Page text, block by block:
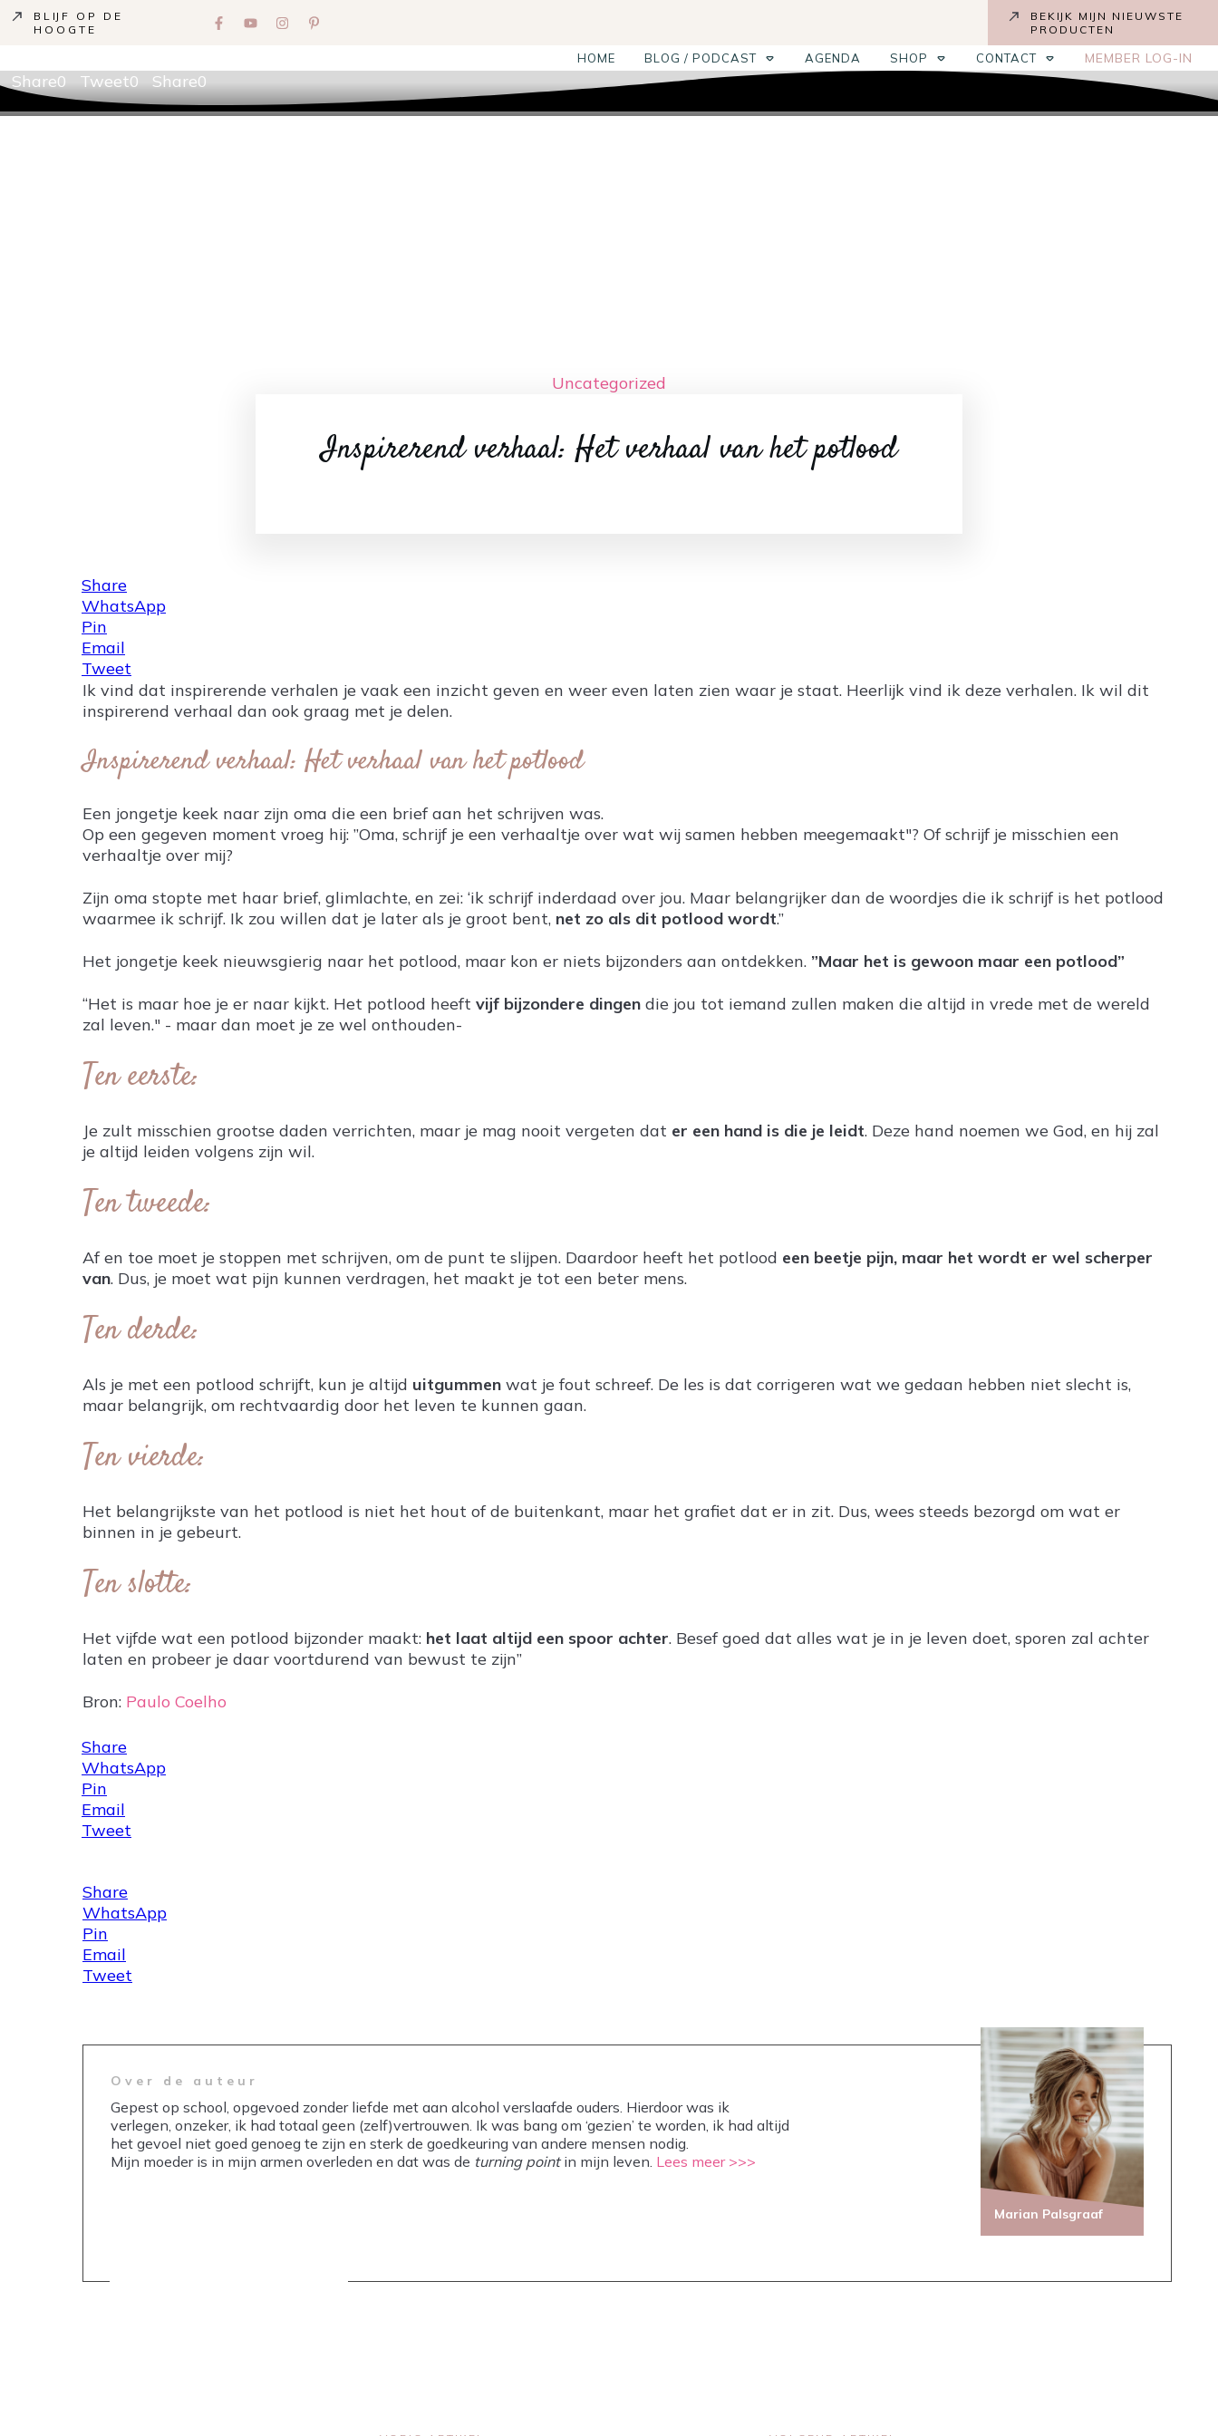
BLIJF OP DE
HOOGTE
BEKIJK MIJN NIEUWSTE
PRODUCTEN
HOME BLOG / PODCAST AGENDA SHOP CONTACT MEMBER LOG-IN
Uncategorized
Inspirerend verhaal: Het verhaal van het potlood
Share0 Tweet0 Share0
Share
WhatsApp
Pin
Email
Tweet
Ik vind dat inspirerende verhalen je vaak een inzicht geven en weer even laten zien waar je staat. Heerlijk vind ik deze verhalen. Ik wil dit
inspirerend verhaal dan ook graag met je delen.
Inspirerend verhaal: Het verhaal van het potlood
Een jongetje keek naar zijn oma die een brief aan het schrijven was.
Op een gegeven moment vroeg hij: ”Oma, schrijf je een verhaaltje over wat wij samen hebben meegemaakt"? Of schrijf je misschien een
verhaaltje over mij?
Zijn oma stopte met haar brief, glimlachte, en zei: ‘ik schrijf inderdaad over jou. Maar belangrijker dan de woordjes die ik schrijf is het potlood
waarmee ik schrijf. Ik zou willen dat je later als je groot bent, net zo als dit potlood wordt.”
Het jongetje keek nieuwsgierig naar het potlood, maar kon er niets bijzonders aan ontdekken. ”Maar het is gewoon maar een potlood”
“Het is maar hoe je er naar kijkt. Het potlood heeft vijf bijzondere dingen die jou tot iemand zullen maken die altijd in vrede met de wereld
zal leven." - maar dan moet je ze wel onthouden-
Ten eerste:
Je zult misschien grootse daden verrichten, maar je mag nooit vergeten dat er een hand is die je leidt. Deze hand noemen we God, en hij zal
je altijd leiden volgens zijn wil.
Ten tweede:
Af en toe moet je stoppen met schrijven, om de punt te slijpen. Daardoor heeft het potlood een beetje pijn, maar het wordt er wel scherper
van. Dus, je moet wat pijn kunnen verdragen, het maakt je tot een beter mens.
Ten derde:
Als je met een potlood schrijft, kun je altijd uitgummen wat je fout schreef. De les is dat corrigeren wat we gedaan hebben niet slecht is,
maar belangrijk, om rechtvaardig door het leven te kunnen gaan.
Ten vierde:
Het belangrijkste van het potlood is niet het hout of de buitenkant, maar het grafiet dat er in zit. Dus, wees steeds bezorgd om wat er
binnen in je gebeurt.
Ten slotte:
Het vijfde wat een potlood bijzonder maakt: het laat altijd een spoor achter. Besef goed dat alles wat je in je leven doet, sporen zal achter
laten en probeer je daar voortdurend van bewust te zijn”
Bron: Paulo Coelho
Share
WhatsApp
Pin
Email
Tweet
Share
WhatsApp
Pin
Email
Tweet
Over de auteur
Gepest op school, opgevoed zonder liefde met aan alcohol verslaafde ouders. Hierdoor was ik
verlegen, onzeker, ik had totaal geen (zelf)vertrouwen. Ik was bang om ‘gezien’ te worden, ik had altijd
het gevoel niet goed genoeg te zijn en sterk de goedkeuring van andere mensen nodig.
Mijn moeder is in mijn armen overleden en dat was de turning pointin mijn leven. Lees meer >>>
Marian Palsgraaf